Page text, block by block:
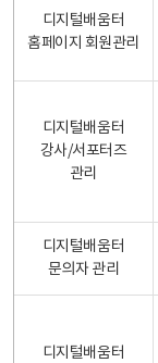
디지털배움터
홈페이지 회원관리
디지털배움터
강사/서포터즈
관리
디지털배움터
문의자 관리
디지털배움터